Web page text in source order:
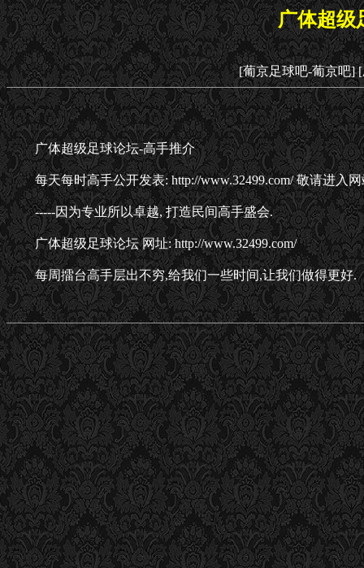
广体超级
[葡京足球吧-葡京吧] [
广体超级足球论坛-高手推介
每天每时高手公开发表: http://www.32499.com/ 敬请进入
-----因为专业所以卓越, 打造民间高手盛会.
广体超级足球论坛 网址: http://www.32499.com/
每周擂台高手层出不穷,给我们一些时间,让我们做得更好.